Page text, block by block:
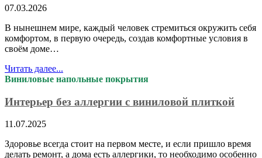
07.03.2026
В нынешнем мире, каждый человек стремиться окружить себя
комфортом, в первую очередь, создав комфортные условия в
своём доме…
Читать далее...
Виниловые напольные покрытия
Интерьер без аллергии с виниловой плиткой
11.07.2025
Здоровье всегда стоит на первом месте, и если пришло время
делать ремонт, а дома есть аллергики, то необходимо особенно